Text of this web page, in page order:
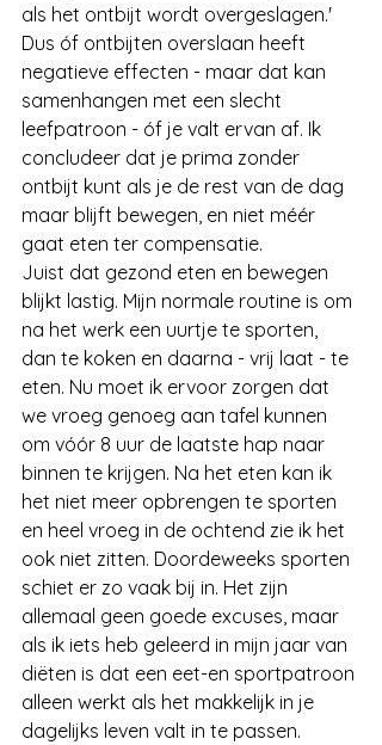
als het ontbijt wordt overgeslagen.'
Dus óf ontbijten overslaan heeft
negatieve effecten - maar dat kan
samenhangen met een slecht
leefpatroon - óf je valt ervan af. Ik
concludeer dat je prima zonder
ontbijt kunt als je de rest van de dag
maar blijft bewegen, en niet méér
gaat eten ter compensatie.
Juist dat gezond eten en bewegen
blijkt lastig. Mijn normale routine is om
na het werk een uurtje te sporten,
dan te koken en daarna - vrij laat - te
eten. Nu moet ik ervoor zorgen dat
we vroeg genoeg aan tafel kunnen
om vóór 8 uur de laatste hap naar
binnen te krijgen. Na het eten kan ik
het niet meer opbrengen te sporten
en heel vroeg in de ochtend zie ik het
ook niet zitten. Doordeweeks sporten
schiet er zo vaak bij in. Het zijn
allemaal geen goede excuses, maar
als ik iets heb geleerd in mijn jaar van
diëten is dat een eet-en sportpatroon
alleen werkt als het makkelijk in je
dagelijks leven valt in te passen.